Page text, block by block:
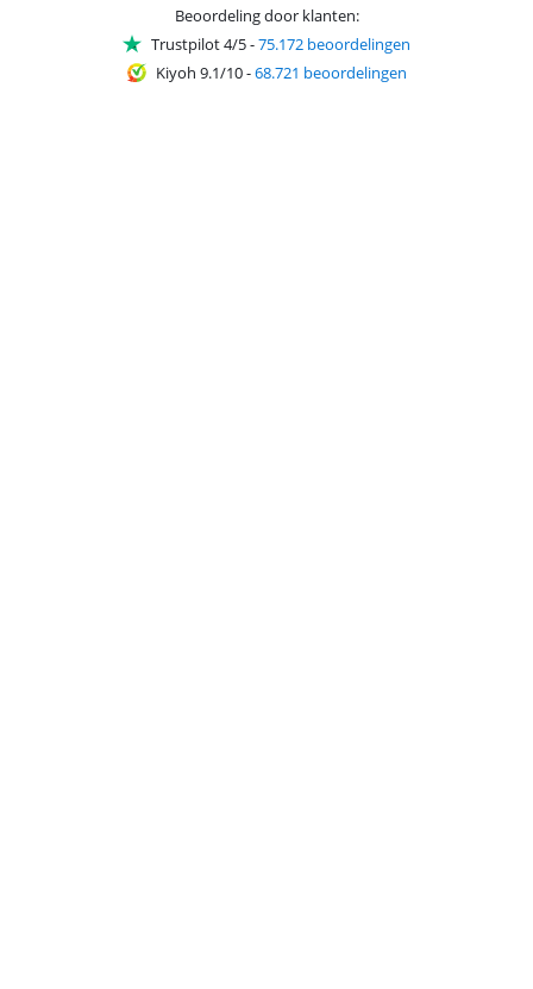
Beoordeling door klanten:
Trustpilot 4/5-75.172 beoordelingen
Kiyoh 9.1/10-68.721 beoordelingen